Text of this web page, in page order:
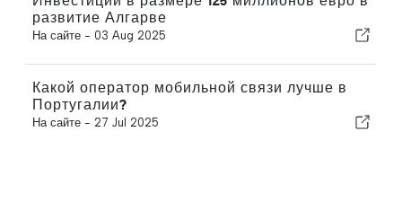
развитие Алгарве
На сайте - 03 Aug 2025
Какой оператор мобильной связи лучше в
Португалии?
На сайте - 27 Jul 2025